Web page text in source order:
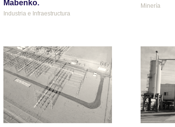
Mabenko.
Industria e Infraestructura
Minería